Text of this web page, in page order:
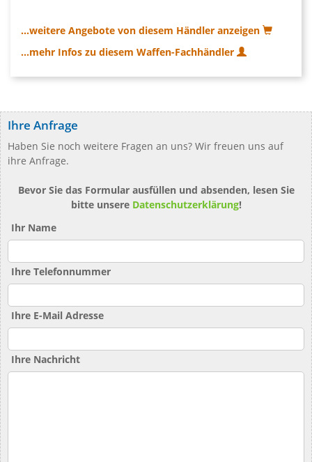
...weitere Angebote von diesem Händler anzeigen
...mehr Infos zu diesem Waffen-Fachhändler
Ihre Anfrage
Haben Sie noch weitere Fragen an uns? Wir freuen uns auf
ihre Anfrage.
Bevor Sie das Formular ausfüllen und absenden, lesen Sie
bitte unsere Datenschutzerklärung!
Ihr Name
Ihre Telefonnummer
Ihre E-Mail Adresse
Ihre Nachricht